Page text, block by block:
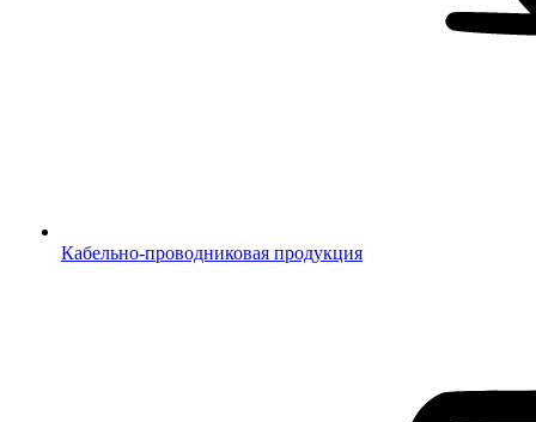
Кабельно-проводниковая продукция